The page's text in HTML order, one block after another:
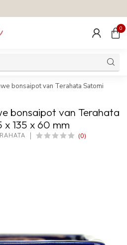
0
bonsaipot van Terahata Satomi
bonsaipot van Terahata
x 135 x 60 mm
(0)